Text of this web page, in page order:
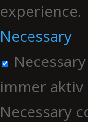
experience.
Necessary
Necessary
immer aktiv
Necessary